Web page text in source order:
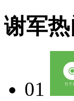
谢军
01